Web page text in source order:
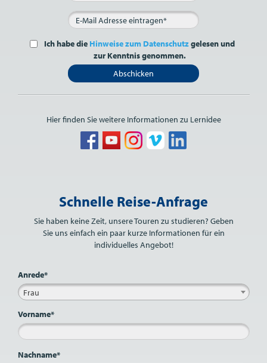
Ich habe die Hinweise zum Datenschutzgelesen und
zur Kenntnis genommen.
Abschicken
Hier finden Sie weitere Informationen zu Lernidee
Schnelle Reise-Anfrage
Sie haben keine Zeit, unsere Touren zu studieren? Geben
Sie uns einfach ein paar kurze Informationen für ein
individuelles Angebot!
Anrede*
Frau
Vorname*
Nachname*